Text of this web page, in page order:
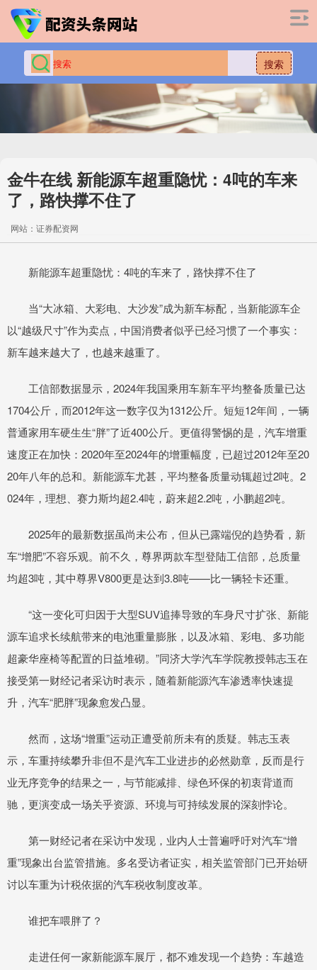
搜索
金牛在线 新能源车超重隐忧：4吨的车来
了，路快撑不住了
网站：证券配资网
新能源车超重隐忧：4吨的车来了，路快撑不住了
当“大冰箱、大彩电、大沙发”成为新车标配，当新能源车企
以“越级尺寸”作为卖点，中国消费者似乎已经习惯了一个事实：
新车越来越大了，也越来越重了。
工信部数据显示，2024年我国乘用车新车平均整备质量已达
1704公斤，而2012年这一数字仅为1312公斤。短短12年间，一辆
普通家用车硬生生“胖”了近400公斤。更值得警惕的是，汽车增重
速度正在加快：2020年至2024年的增重幅度，已超过2012年至20
20年八年的总和。新能源车尤甚，平均整备质量动辄超过2吨。2
024年，理想、赛力斯均超2.4吨，蔚来超2.2吨，小鹏超2吨。
2025年的最新数据虽尚未公布，但从已露端倪的趋势看，新
车“增肥”不容乐观。前不久，尊界两款车型登陆工信部，总质量
均超3吨，其中尊界V800更是达到3.8吨——比一辆轻卡还重。
“这一变化可归因于大型SUV追捧导致的车身尺寸扩张、新能
源车追求长续航带来的电池重量膨胀，以及冰箱、彩电、多功能
超豪华座椅等配置的日益堆砌。”同济大学汽车学院教授韩志玉在
接受第一财经记者采访时表示，随着新能源汽车渗透率快速提
升，汽车“肥胖”现象愈发凸显。
然而，这场“增重”运动正遭受前所未有的质疑。韩志玉表
示，车重持续攀升非但不是汽车工业进步的必然勋章，反而是行
业无序竞争的结果之一，与节能减排、绿色环保的初衷背道而
驰，更演变成一场关乎资源、环境与可持续发展的深刻悖论。
第一财经记者在采访中发现，业内人士普遍呼吁对汽车“增
重”现象出台监管措施。多名受访者证实，相关监管部门已开始研
讨以车重为计税依据的汽车税收制度改革。
谁把车喂胖了？
走进任何一家新能源车展厅，都不难发现一个趋势：车越造